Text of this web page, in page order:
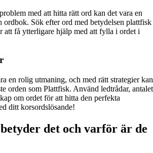
med att hitta rätt ord kan det vara en
ordbok. Sök efter ord med betydelsen plattfisk
att få ytterligare hjälp med att fylla i ordet i
en rolig utmaning, och med rätt strategier kan
orden som Plattfisk. Använd ledtrådar, antalet
om ordet för att hitta den perfekta
ditt korsordslösande!
det och varför är de